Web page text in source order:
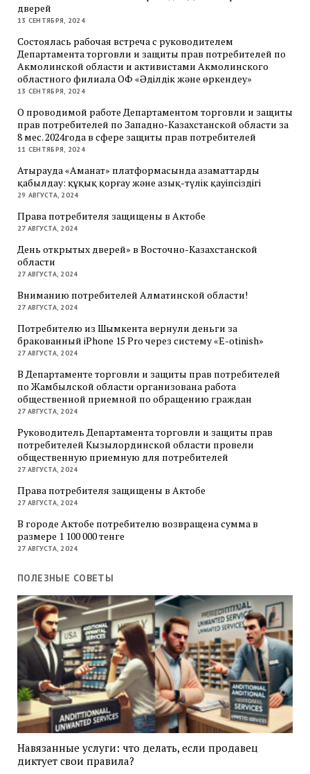
дверей
13 СЕНТЯБРЯ, 2024
Состоялась рабочая встреча с руководителем
Департамента торговли и защиты прав потребителей по
Акмолинской области и активистами Акмолинского
областного филиала ОФ «Әділдік және өркендеу»
13 СЕНТЯБРЯ, 2024
О проводимой работе Департаментом торговли и защиты
прав потребителей по Западно-Казахстанской области за
8 мес. 2024года в сфере защиты прав потребителей
11 СЕНТЯБРЯ, 2024
Атырауда «Аманат» платформасында азаматтарды
қабылдау: құқық қорғау және азық-түлік қауіпсіздігі
29 АВГУСТА, 2024
Права потребителя защищены в Актобе
27 АВГУСТА, 2024
День открытых дверей» в Восточно-Казахстанской
области
27 АВГУСТА, 2024
Вниманию потребителей Алматинской области!
27 АВГУСТА, 2024
Потребителю из Шымкента вернули деньги за
бракованный iPhone 15 Pro через систему «E-otinish»
27 АВГУСТА, 2024
В Департаменте торговли и защиты прав потребителей
по Жамбылской области организована работа
общественной приемной по обращению граждан
27 АВГУСТА, 2024
Руководитель Департамента торговли и защиты прав
потребителей Кызылординской области провели
общественную приемную для потребителей
27 АВГУСТА, 2024
Права потребителя защищены в Актобе
27 АВГУСТА, 2024
В городе Актобе потребителю возвращена сумма в
размере 1 100 000 тенге
27 АВГУСТА, 2024
ПОЛЕЗНЫЕ СОВЕТЫ
Навязанные услуги: что делать, если продавец
диктует свои правила?